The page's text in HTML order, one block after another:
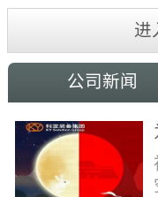
GENESYS™进
公司新闻